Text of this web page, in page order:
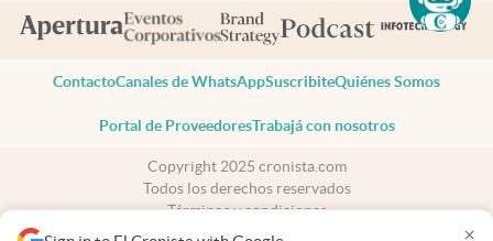
×
ContactoCanales de WhatsAppSuscribiteQuiénes Somos
Portal de ProveedoresTrabajá con nosotros
Copyright 2025 cronista.com
Todos los derechos reservados
Términos y condiciones
Privacidad